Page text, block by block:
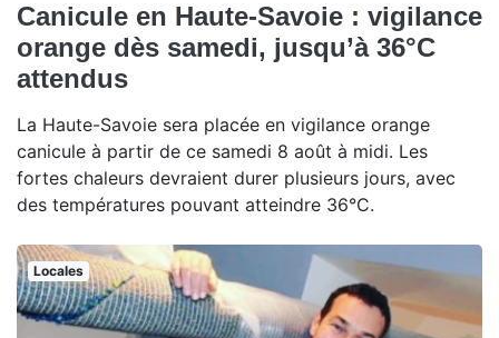
Canicule en Haute-Savoie : vigilance
orange dès samedi, jusqu’à 36°C
attendus
La Haute-Savoie sera placée en vigilance orange
canicule à partir de ce samedi 8 août à midi. Les
fortes chaleurs devraient durer plusieurs jours, avec
des températures pouvant atteindre 36°C.
Locales